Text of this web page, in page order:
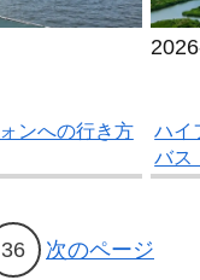
ンへの行き方
ハイ
バス
36 次のページ